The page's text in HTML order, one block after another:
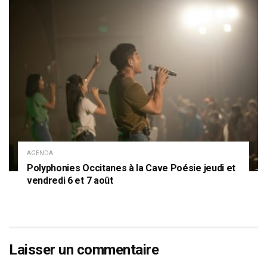
AGENDA
Polyphonies Occitanes à la Cave Poésie jeudi et
vendredi 6 et 7 août
Laisser un commentaire